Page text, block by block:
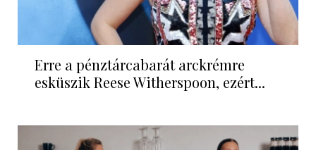
Erre a pénztárcabarát arckrémre
esküszik Reese Witherspoon, ezért...